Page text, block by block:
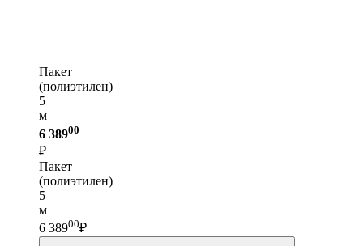
Пакет
(полиэтилен)
5
м —
6 38900
₽
Пакет
(полиэтилен)
5
м
6 38900₽